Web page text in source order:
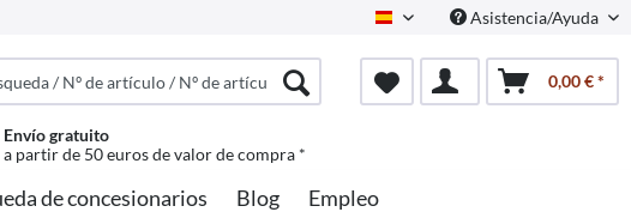
Spanisch Asistencia/Ayuda
0,00 € *
Envío gratuito
a partir de 50 euros de valor de compra *
de concesionarios Blog Empleo